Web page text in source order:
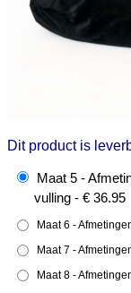
Dit product is
Maat 5 -
vulling - € 36.95
Maat 6 -
Maat 7 -
Maat 8 -